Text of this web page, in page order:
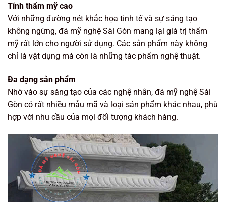
Tính thẩm mỹ cao
Với những đường nét khắc họa tinh tế và sự sáng tạo
không ngừng, đá mỹ nghệ Sài Gòn mang lại giá trị thẩm
mỹ rất lớn cho người sử dụng. Các sản phẩm này không
chỉ là vật dụng mà còn là những tác phẩm nghệ thuật.
Đa dạng sản phẩm
Nhờ vào sự sáng tạo của các nghệ nhân, đá mỹ nghệ Sài
Gòn có rất nhiều mẫu mã và loại sản phẩm khác nhau, phù
hợp với nhu cầu của mọi đối tượng khách hàng.